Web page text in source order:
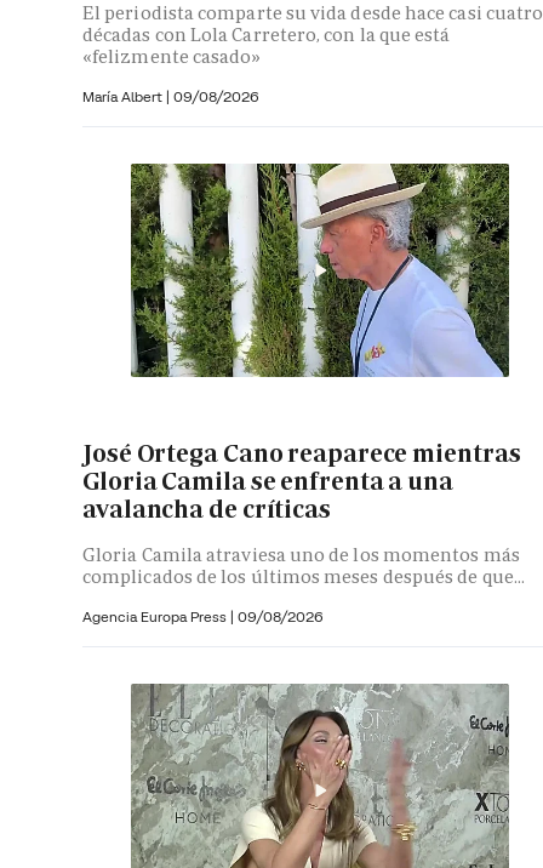
El periodista comparte su vida desde hace casi cuatro
décadas con Lola Carretero, con la que está
«felizmente casado»
María Albert | 09/08/2026
José Ortega Cano reaparece mientras
Gloria Camila se enfrenta a una
avalancha de críticas
Gloria Camila atraviesa uno de los momentos más
complicados de los últimos meses después de que...
Agencia Europa Press | 09/08/2026